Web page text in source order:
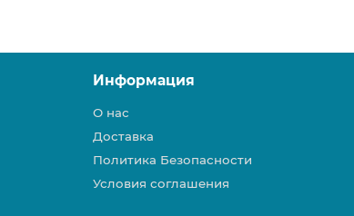
Информация
О нас
Доставка
Политика Безопасности
Условия соглашения